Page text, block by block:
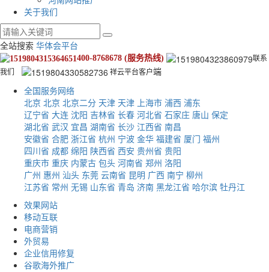
关于我们
全站搜索 华体会平台
400-8768678 (服务热线) 联系
我们
祥云平台客户端
全国服务网络
北京 北京 北京二分 天津 天津 上海市 浦西 浦东
辽宁省 大连 沈阳 吉林省 长春 河北省 石家庄 唐山 保定
湖北省 武汉 宜昌 湖南省 长沙 江西省 南昌
安徽省 合肥 浙江省 杭州 宁波 金华 福建省 厦门 福州
四川省 成都 绵阳 陕西省 西安 贵州省 贵阳
重庆市 重庆 内蒙古 包头 河南省 郑州 洛阳
广州 惠州 汕头 东莞 云南省 昆明 广西 南宁 柳州
江苏省 常州 无锡 山东省 青岛 济南 黑龙江省 哈尔滨 牡丹江
效果网站
移动互联
电商营销
外贸易
企业信用修复
谷歌海外推广